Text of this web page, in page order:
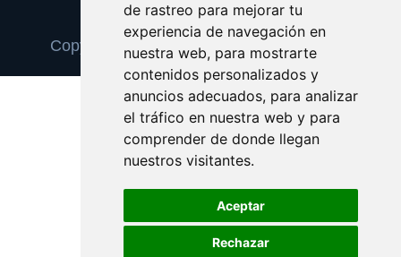
de rastreo para mejorar tu
experiencia de navegación en
nuestra web, para mostrarte
contenidos personalizados y
anuncios adecuados, para analizar
el tráfico en nuestra web y para
comprender de donde llegan
nuestros visitantes.
Aceptar
Rechazar
Update cookies preferences
Copyright © 2025 escaparatedeideas.com